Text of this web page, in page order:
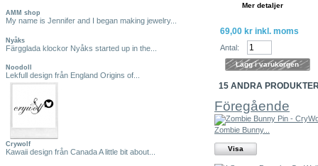
AMM shop
My name is Jennifer and I began making jewelry...
Nyåks
Färgglada klockor Nyåks started up in the...
Noodoll
Lekfull design från England Origins of...
Crywolf
Kawaii design från Canada A little bit about...
Mer detaljer
69,00 kr inkl. moms
Antal:
15 ANDRA
Föregående
Zombie Bunny...
Visa